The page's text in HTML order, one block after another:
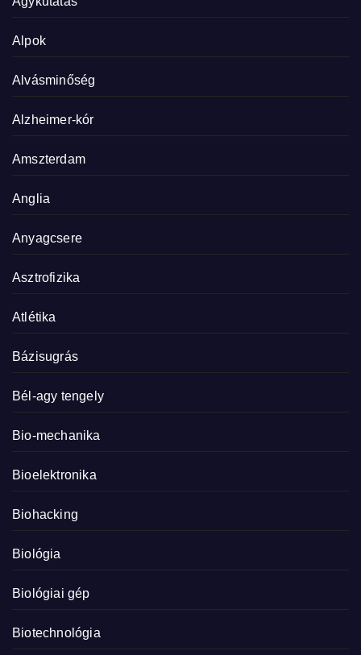
Alpok
Alvásminőség
Alzheimer-kór
Amszterdam
Anglia
Anyagcsere
Asztrofizika
Atlétika
Bázisugrás
Bél-agy tengely
Bio-mechanika
Bioelektronika
Biohacking
Biológia
Biológiai gép
Biotechnológia